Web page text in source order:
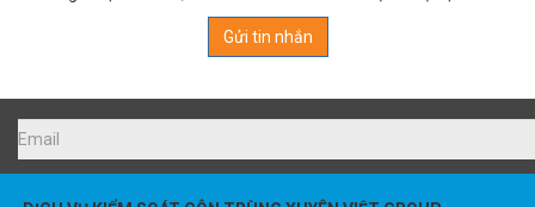
Gửi tin nhắn
DỊCH VỤ KIỂM SOÁT CÔN TRÙNG XUYÊN VIỆT GROUP